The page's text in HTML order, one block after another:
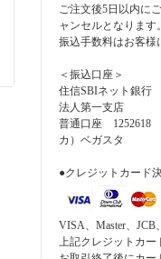
ご注文後5日以内に
ャンセルとなります。
振込手数料はお客様
＜振込口座＞
住信SBIネット銀行
法人第一支店
普通口座 1252618
カ）ベガスタ
●クレジットカード
VISA、Master、JCB
上記クレジットカー